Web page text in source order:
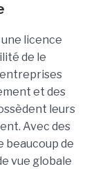
licence
de le
et des
leurs
Avec des
beaucoup de
vue globale